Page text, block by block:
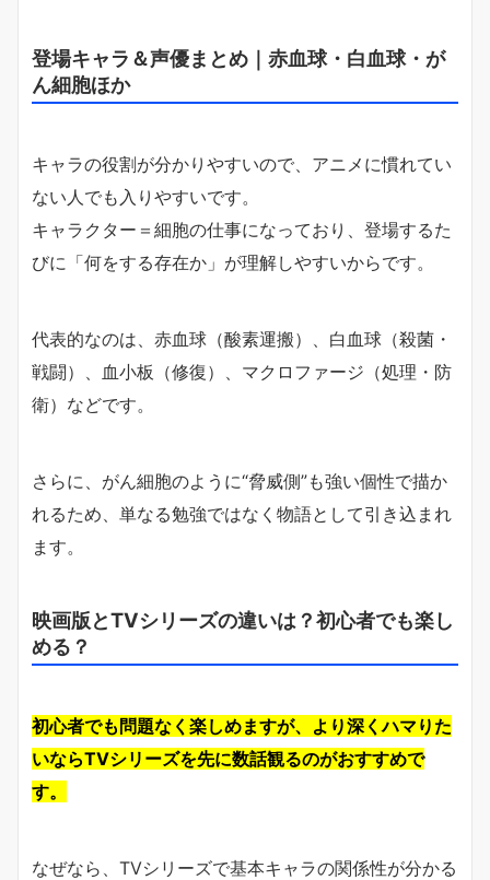
登場キャラ＆声優まとめ｜赤血球・白血球・が
ん細胞ほか
キャラの役割が分かりやすいので、アニメに慣れてい
ない人でも入りやすいです。
キャラクター＝細胞の仕事になっており、登場するた
びに「何をする存在か」が理解しやすいからです。
代表的なのは、赤血球（酸素運搬）、白血球（殺菌・
戦闘）、血小板（修復）、マクロファージ（処理・防
衛）などです。
さらに、がん細胞のように“脅威側”も強い個性で描か
れるため、単なる勉強ではなく物語として引き込まれ
ます。
映画版とTVシリーズの違いは？初心者でも楽し
める？
初心者でも問題なく楽しめますが、より深くハマりた
いならTVシリーズを先に数話観るのがおすすめで
す。
なぜなら、TVシリーズで基本キャラの関係性が分かる